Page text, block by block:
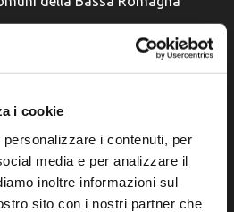
i cookie
i contenuti, per
media e per analizzare il
inoltre informazioni sul
sito con i nostri partner che
Fiscale 02291370399